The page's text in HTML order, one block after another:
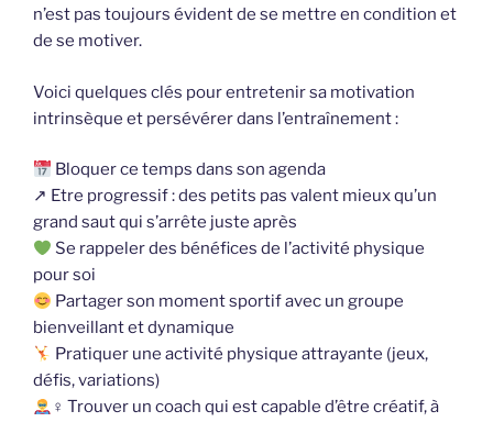
n’est pas toujours évident de se mettre en condition et
de se motiver.
Voici quelques clés pour entretenir sa motivation
intrinsèque et persévérer dans l’entraînement :
Bloquer ce temps dans son agenda
↗ Etre progressif : des petits pas valent mieux qu’un
grand saut qui s’arrête juste après
Se rappeler des bénéfices de l’activité physique
pour soi
Partager son moment sportif avec un groupe
bienveillant et dynamique
‍ Pratiquer une activité physique attrayante (jeux,
défis, variations)
‍♀ Trouver un coach qui est capable d’être créatif, à